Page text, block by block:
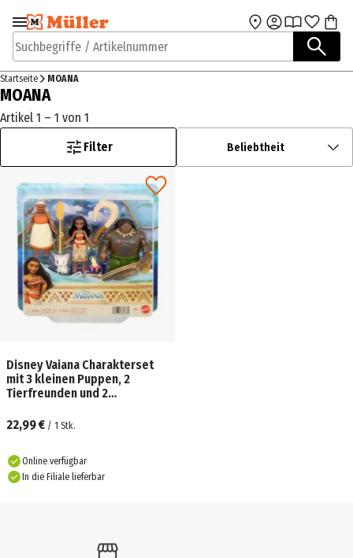
Zur Navigation
springen
Zum Hauptinhalt
Suchbegriffe / Artikelnummer
Startseite MOANA
MOANA
Artikel 1 – 1 von 1
Filter
Beliebtheit
Disney Vaiana Charakterset
mit 3 kleinen Puppen, 2
Tierfreunden und 2
inspiriert
22,99 € / 1 Stk.
Online verfügbar
In die Filiale lieferbar